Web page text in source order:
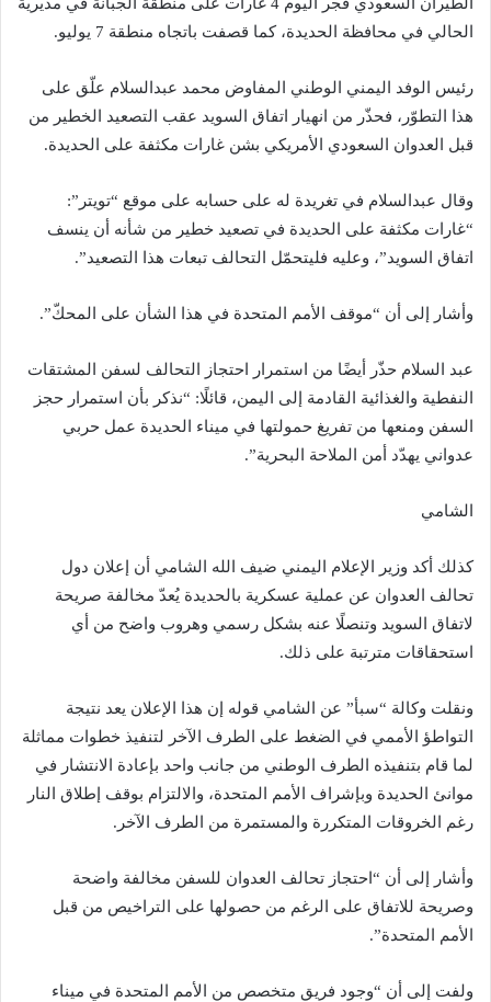
الطيران السعودي فجر اليوم 4 غارات على منطقة الجبانة في مديرية
الحالي في محافظة الحديدة، كما قصفت باتجاه منطقة 7 يوليو.
رئيس الوفد اليمني الوطني المفاوض محمد عبدالسلام علّق على
هذا التطوّر، فحذّر من انهيار اتفاق السويد عقب التصعيد الخطير من
قبل العدوان السعودي الأمريكي بشن غارات مكثفة على الحديدة.
وقال عبدالسلام في تغريدة له على حسابه على موقع “تويتر”:
“غارات مكثفة على الحديدة في تصعيد خطير من شأنه أن ينسف
اتفاق السويد”، وعليه فليتحمّل التحالف تبعات هذا التصعيد”.
وأشار إلى أن “موقف الأمم المتحدة في هذا الشأن على المحكّ”.
عبد السلام حذّر أيضًا من استمرار احتجاز التحالف لسفن المشتقات
النفطية والغذائية القادمة إلى اليمن، قائلًا: “نذكر بأن استمرار حجز
السفن ومنعها من تفريغ حمولتها في ميناء الحديدة عمل حربي
عدواني يهدّد أمن الملاحة البحرية”.
الشامي
كذلك أكد وزير الإعلام اليمني ضيف الله الشامي أن إعلان دول
تحالف العدوان عن عملية عسكرية بالحديدة يُعدّ مخالفة صريحة
لاتفاق السويد وتنصلًا عنه بشكل رسمي وهروب واضح من أي
استحقاقات مترتبة على ذلك.
ونقلت وكالة “سبأ” عن الشامي قوله إن هذا الإعلان يعد نتيجة
التواطؤ الأممي في الضغط على الطرف الآخر لتنفيذ خطوات مماثلة
لما قام بتنفيذه الطرف الوطني من جانب واحد بإعادة الانتشار في
موانئ الحديدة وبإشراف الأمم المتحدة، والالتزام بوقف إطلاق النار
رغم الخروقات المتكررة والمستمرة من الطرف الآخر.
وأشار إلى أن “احتجاز تحالف العدوان للسفن مخالفة واضحة
وصريحة للاتفاق على الرغم من حصولها على التراخيص من قبل
الأمم المتحدة”.
ولفت إلى أن “وجود فريق متخصص من الأمم المتحدة في ميناء